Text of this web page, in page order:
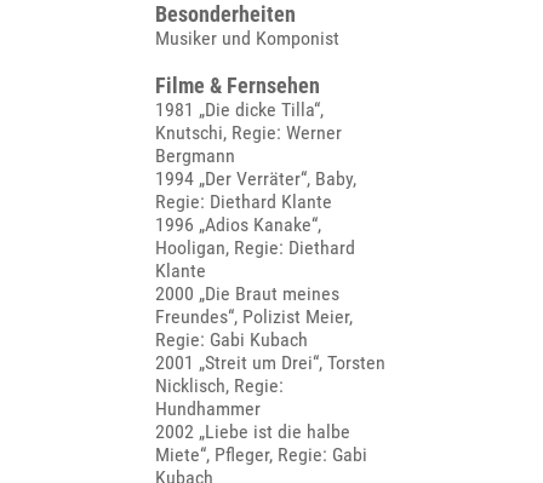
Besonderheiten
Musiker und Komponist
Filme & Fernsehen
1981 „Die dicke Tilla“,
Knutschi, Regie: Werner
Bergmann
1994 „Der Verräter“, Baby,
Regie: Diethard Klante
1996 „Adios Kanake“,
Hooligan, Regie: Diethard
Klante
2000 „Die Braut meines
Freundes“, Polizist Meier,
Regie: Gabi Kubach
2001 „Streit um Drei“, Torsten
Nicklisch, Regie:
Hundhammer
2002 „Liebe ist die halbe
Miete“, Pfleger, Regie: Gabi
Kubach